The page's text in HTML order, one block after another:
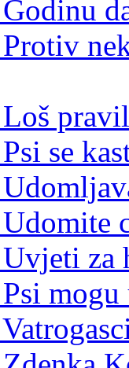
se
za